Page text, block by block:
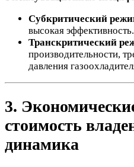
Субкритический
высокая эффективность.
Транскритический
производительности,
давления
3.
стоимость
динамика